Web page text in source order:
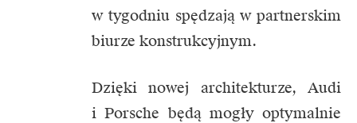
w tygodniu spędzają w partnerskim
biurze konstrukcyjnym.
Dzięki nowej architekturze, Audi
i Porsche będą mogły optymalnie